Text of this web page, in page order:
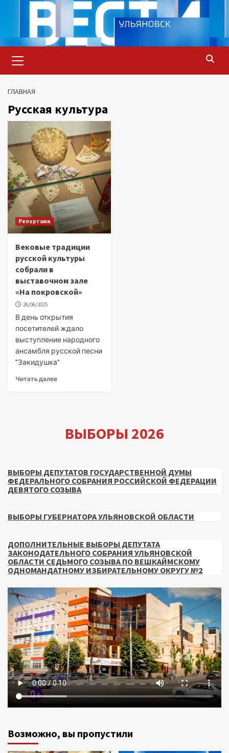
содержимому
меню
ГЛАВНАЯ
Русская культура
Репортажи
Вековые традиции
русской культуры
собрали в
выставочном зале
«На покровской»
26/06/2025
В день открытия
посетителей ждало
выступление народного
ансамбля русской песни
"Закидушка"
Читать далее
ВЫБОРЫ 2026
ВЫБОРЫ ДЕПУТАТОВ ГОСУДАРСТВЕННОЙ ДУМЫ
ФЕДЕРАЛЬНОГО СОБРАНИЯ РОССИЙСКОЙ ФЕДЕРАЦИИ
ДЕВЯТОГО СОЗЫВА
ВЫБОРЫ ГУБЕРНАТОРА УЛЬЯНОВСКОЙ ОБЛАСТИ
ДОПОЛНИТЕЛЬНЫЕ ВЫБОРЫ ДЕПУТАТА
ЗАКОНОДАТЕЛЬНОГО СОБРАНИЯ УЛЬЯНОВСКОЙ
ОБЛАСТИ СЕДЬМОГО СОЗЫВА ПО ВЕШКАЙМСКОМУ
ОДНОМАНДАТНОМУ ИЗБИРАТЕЛЬНОМУ ОКРУГУ №2
Возможно, вы пропустили